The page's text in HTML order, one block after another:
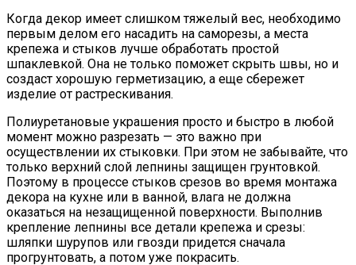
Когда декор имеет слишком тяжелый вес, необходимо
первым делом его насадить на саморезы, а места
крепежа и стыков лучше обработать простой
шпаклевкой. Она не только поможет скрыть швы, но и
создаст хорошую герметизацию, а еще сбережет
изделие от растрескивания.
Полиуретановые украшения просто и быстро в любой
момент можно разрезать — это важно при
осуществлении их стыковки. При этом не забывайте, что
только верхний слой лепнины защищен грунтовкой.
Поэтому в процессе стыков срезов во время монтажа
декора на кухне или в ванной, влага не должна
оказаться на незащищенной поверхности. Выполнив
крепление лепнины все детали крепежа и срезы:
шляпки шурупов или гвозди придется сначала
прогрунтовать, а потом уже покрасить.